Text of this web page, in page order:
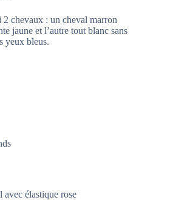
chevaux : un cheval marron
jaune et l’autre tout blanc sans
yeux bleus.
élastique rose